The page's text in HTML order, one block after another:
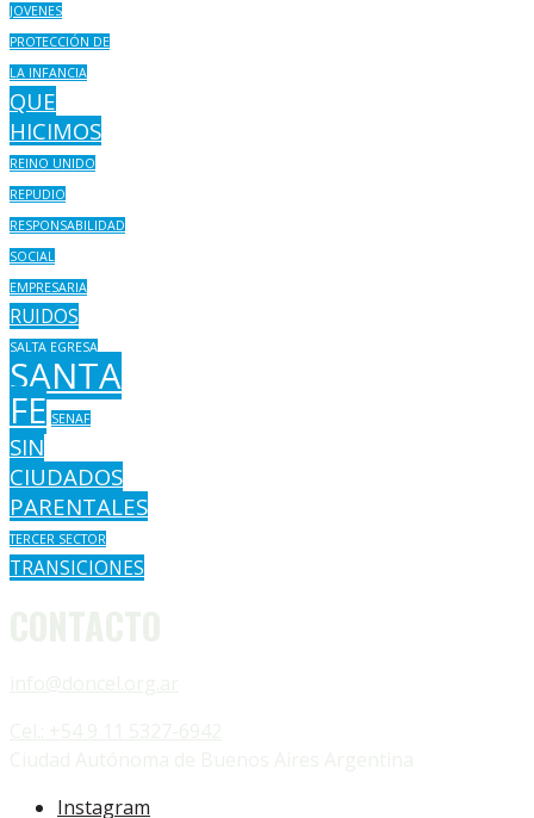
JOVENES
PROTECCIÓN DE
LA INFANCIA
QUE
HICIMOS
REINO UNIDO
REPUDIO
RESPONSABILIDAD
SOCIAL
EMPRESARIA
RUIDOS
SALTA EGRESA
SANTA
FE SENAF
SIN
CIUDADOS
PARENTALES
TERCER SECTOR
TRANSICIONES
Instagram